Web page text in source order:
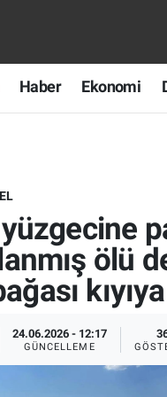
Haber Ekonomi
ölü
24.06.2026 - 12:17
GÜNCELLEME
Evreni
Durumu ve Fikstür
Haberleri